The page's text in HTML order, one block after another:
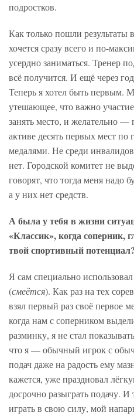
подростков.
Как только пошли результаты
хочется сразу всего и по-
усердно заниматься. Тренер
всё получится. И ещё через
Теперь я хотел быть первым.
утешающее, что важно
занять место, и желательно —
активе десять первых мест
медалями. Не среди
нет. Городской комитет не
говорят, что тогда меня надо
а у них нет средств.
А была у тебя в жизни
«Классик», когда соперник,
твой спортивный потенциал?
Я сам специально
(смеётся). Как раз на тех
взял первый раз своё первое
когда нам с соперником
разминку, я не стал
что я — обычный игрок с
подач даже на радость ему
кажется, уже праздновал
досрочно разыграть подачу. И
играть в свою силу, мой